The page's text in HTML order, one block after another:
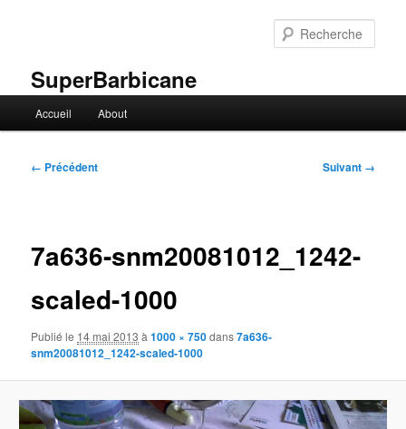
SuperBarbicane
principal
Accueil About
Navigation
← Précédent Suivant →
7a636-snm20081012_1242-
scaled-1000
Publié le 14 mai 2013 à1000 × 750dans7a636-
snm20081012_1242-scaled-1000